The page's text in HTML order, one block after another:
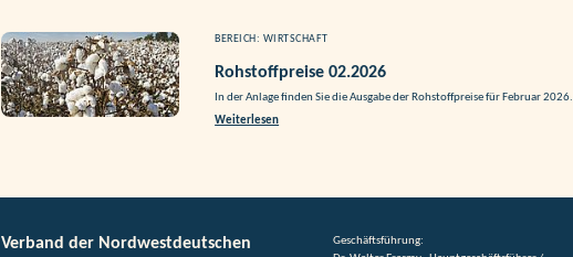
BEREICH: WIRTSCHAFT
Rohstoffpreise 02.2026
In der Anlage finden Sie die Ausgabe der Rohstoffpreise für Februar 2026.
Weiterlesen
Verband der Nordwestdeutschen
Geschäftsführung: